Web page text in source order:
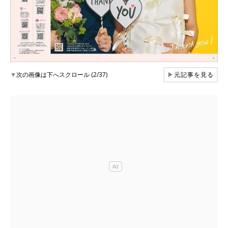
▼次の画像は下へスクロール (2/37) ▶元記事を見る